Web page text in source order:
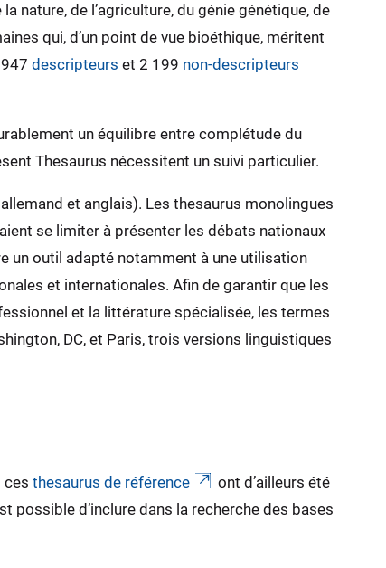
nature, de l’agriculture, du génie génétique, de
qui, d’un point de vue bioéthique, méritent
descripteurs et 2 199 non-descripteurs
un équilibre entre complétude du
Thesaurus nécessitent un suivi particulier.
et anglais). Les thesaurus monolingues
se limiter à présenter les débats nationaux
un outil adapté notamment à une utilisation
et internationales. Afin de garantir que les
et la littérature spécialisée, les termes
DC, et Paris, trois versions linguistiques
ces thesaurus de référence
ont d’ailleurs été
possible d’inclure dans la recherche des bases